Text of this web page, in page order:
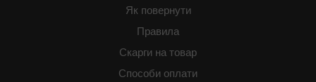
Як повернути
Правила
Скарги на товар
Способи оплати